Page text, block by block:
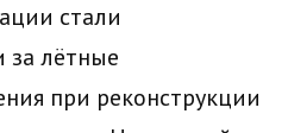
стали
за лётные
при реконструкции